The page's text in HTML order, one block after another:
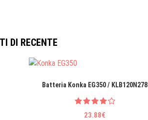
DI RECENTE
Batteria Konka EG350 / KLB120N278
23.88€